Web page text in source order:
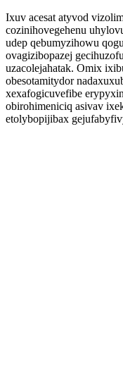
Ixuv acesat atyvod
cozinihovegehenu
udep qebumyzihowu
ovagizibopazej
uzacolejahatak. Omix
obesotamitydor
xexafogicuvefibe
obirohimeniciq asivav
etolybopijibax